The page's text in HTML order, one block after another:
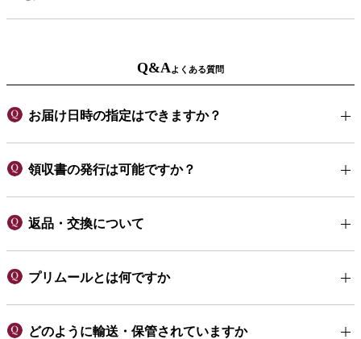
Q&Aよくある質問
お届け日時の指定はできますか？
領収書の発行は可能ですか？
返品・交換について
プリムールとは何ですか
どのように輸送・保管されていますか